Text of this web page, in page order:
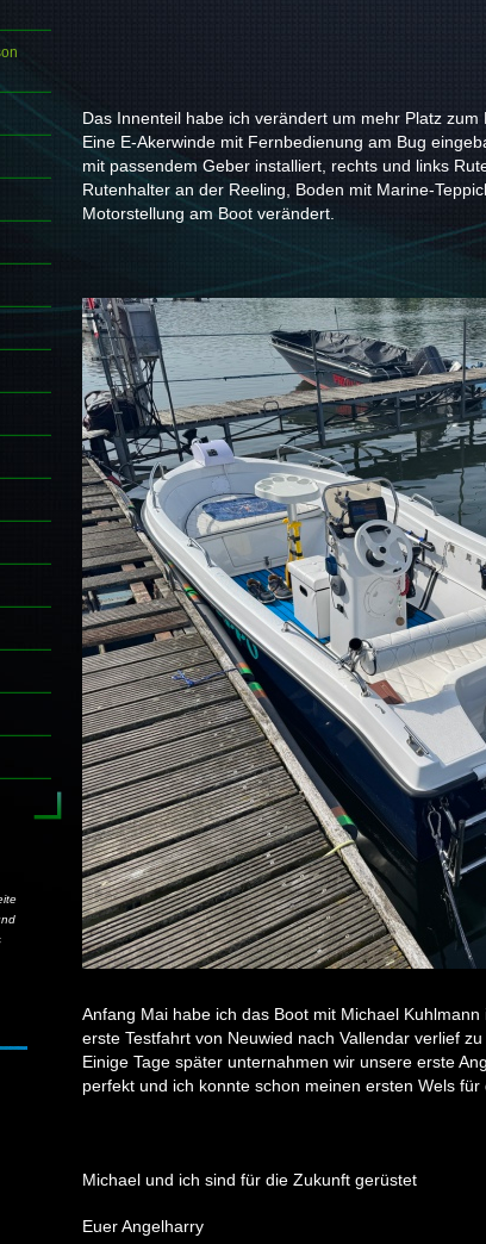
Das Innenteil habe ich verändert um mehr Platz zum
Eine E-Akerwinde mit Fernbedienung am Bug
mit passendem Geber installiert, rechts und links
Rutenhalter an der Reeling, Boden mit Marine-
Motorstellung am Boot verändert.
Anfang Mai habe ich das Boot mit Michael
erste Testfahrt von Neuwied nach Vallendar verlief
Einige Tage später unternahmen wir unsere erste
perfekt und ich konnte schon meinen ersten Wels für
Michael und ich sind für die Zukunft gerüstet
Euer Angelharry